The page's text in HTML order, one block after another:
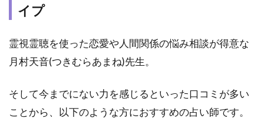
イプ
霊視霊聴を使った恋愛や人間関係の悩み相談が得意な
月村天音(つきむらあまね)先生。
そして今までにない力を感じるといった口コミが多い
ことから、以下のような方におすすめの占い師です。